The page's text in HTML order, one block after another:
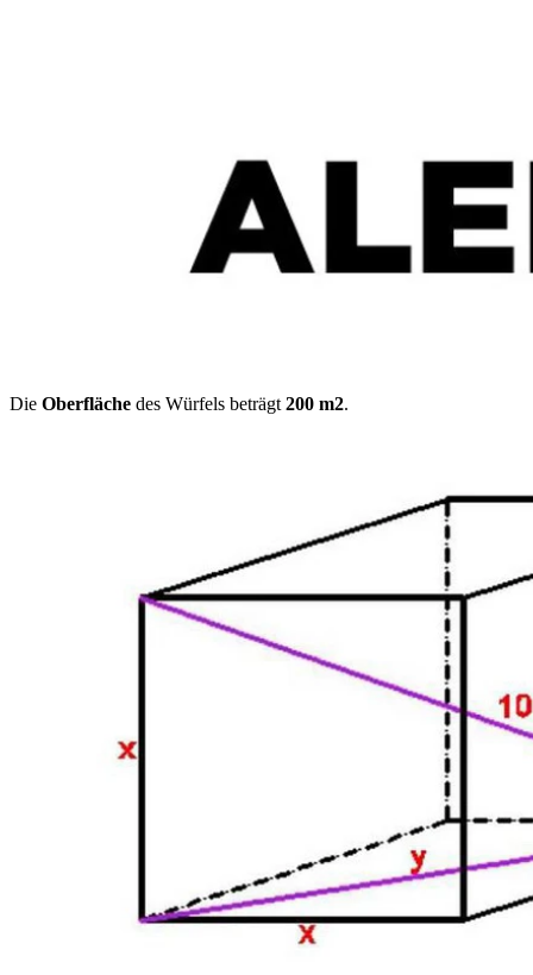
Die Oberfläche des Würfels beträgt 200 m2.